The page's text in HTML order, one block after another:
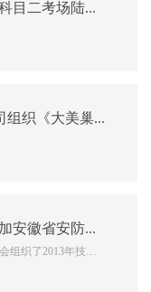
【国华新闻网】各省个性化小型车科目二考场陆续投入使用，彰显国华科技实力领跑行业
【国华新闻网】提升企业内涵--公司组织《大美巢湖、魅力滨湖》摄影大赛
【国华新闻网】我公司组织团队参加安徽省安防从业单位工程技术培训班学习
组织了2013年技防